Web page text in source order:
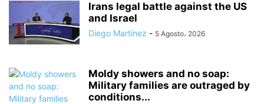
Irans legal battle against the US
and Israel
Diego Martínez - 5 Agosto، 2026
Moldy showers and no soap:
Military families are outraged by
conditions...